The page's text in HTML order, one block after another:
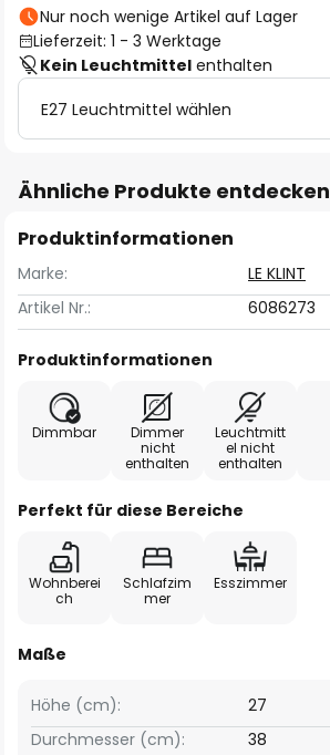
Nur noch wenige Artikel auf Lager
Lieferzeit: 1 - 3 Werktage
Kein Leuchtmittel enthalten
E27 Leuchtmittel wählen
Ähnliche Produkte entdecken
Produktinformationen
Marke:
LE KLINT
Artikel Nr.:
6086273
Produktinformationen
Dimmbar
Dimmer
nicht
enthalten
Leuchtmitt
el nicht
enthalten
Perfekt für diese Bereiche
Wohnberei
ch
Schlafzim
mer
Esszimmer
Maße
Höhe (cm):
27
Durchmesser (cm):
38